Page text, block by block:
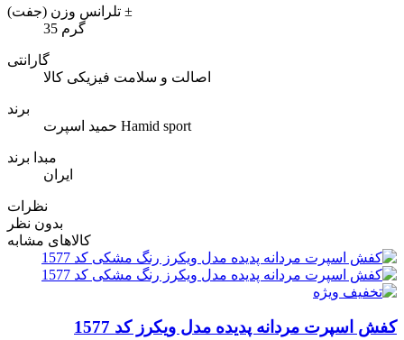
تلرانس وزن (جفت) ±
35 گرم
گارانتی
اصالت و سلامت فیزیکی کالا
برند
حمید اسپرت Hamid sport
مبدا برند
ایران
نظرات
بدون نظر
کالاهای مشابه
کفش اسپرت مردانه پدیده مدل ویکرز کد 1577